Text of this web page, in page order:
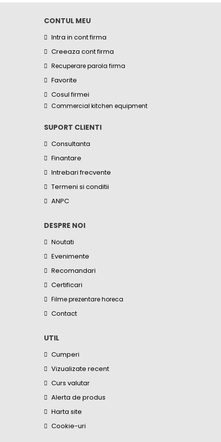
CONTUL MEU
Intra in cont firma
Creeaza cont firma
Recuperare parola firma
Favorite
Cosul firmei
Commercial kitchen equipment
SUPORT CLIENTI
Consultanta
Finantare
Intrebari frecvente
Termeni si conditii
ANPC
DESPRE NOI
Noutati
Evenimente
Recomandari
Certificari
Filme prezentare horeca
Contact
UTIL
Cumperi
Vizualizate recent
Curs valutar
Alerta de produs
Harta site
Cookie-uri